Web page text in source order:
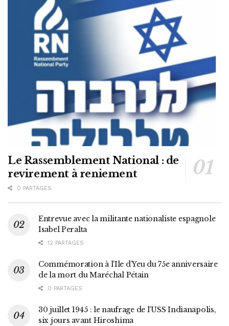
Le Rassemblement National : de
revirement à reniement
0 PARTAGES
Entrevue avec la militante nationaliste espagnole
Isabel Peralta
12 PARTAGES
Commémoration à l’Ile d’Yeu du 75e anniversaire
de la mort du Maréchal Pétain
0 PARTAGES
30 juillet 1945 : le naufrage de l’USS Indianapolis,
six jours avant Hiroshima